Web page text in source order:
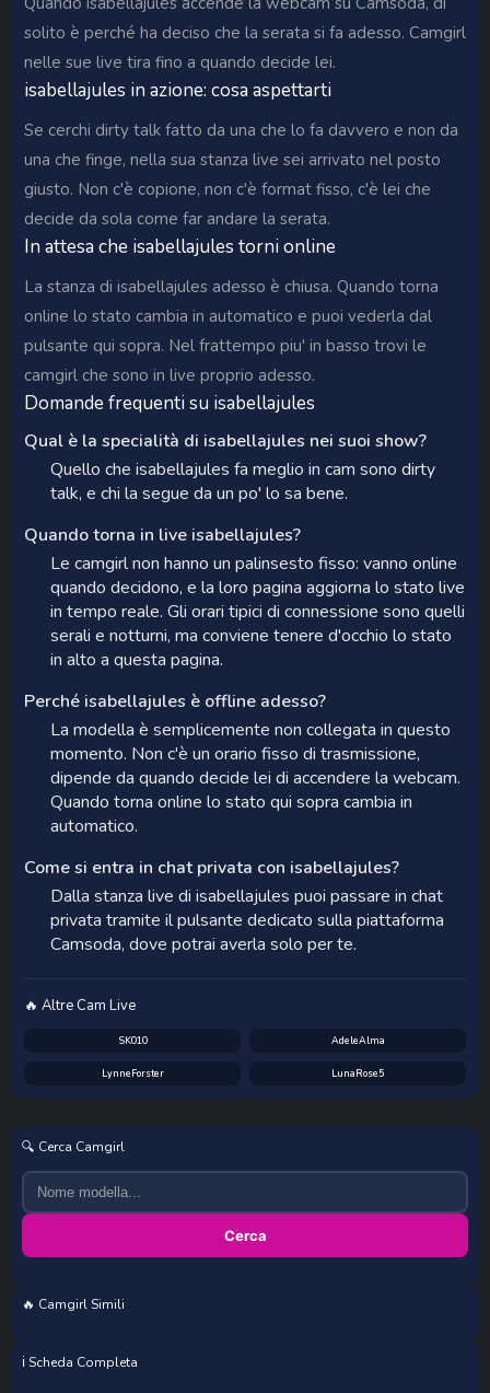
solito è perché ha deciso che la serata si fa adesso. Camgirl
nelle sue live tira fino a quando decide lei.
isabellajules in azione: cosa aspettarti
Se cerchi dirty talk fatto da una che lo fa davvero e non da
una che finge, nella sua stanza live sei arrivato nel posto
giusto. Non c'è copione, non c'è format fisso, c'è lei che
decide da sola come far andare la serata.
In attesa che isabellajules torni online
La stanza di isabellajules adesso è chiusa. Quando torna
online lo stato cambia in automatico e puoi vederla dal
pulsante qui sopra. Nel frattempo piu' in basso trovi le
camgirl che sono in live proprio adesso.
Domande frequenti su isabellajules
Qual è la specialità di isabellajules nei suoi show?
Quello che isabellajules fa meglio in cam sono dirty
talk, e chi la segue da un po' lo sa bene.
Quando torna in live isabellajules?
Le camgirl non hanno un palinsesto fisso: vanno online
quando decidono, e la loro pagina aggiorna lo stato live
in tempo reale. Gli orari tipici di connessione sono quelli
serali e notturni, ma conviene tenere d'occhio lo stato
in alto a questa pagina.
Perché isabellajules è offline adesso?
La modella è semplicemente non collegata in questo
momento. Non c'è un orario fisso di trasmissione,
dipende da quando decide lei di accendere la webcam.
Quando torna online lo stato qui sopra cambia in
automatico.
Come si entra in chat privata con isabellajules?
Dalla stanza live di isabellajules puoi passare in chat
privata tramite il pulsante dedicato sulla piattaforma
Camsoda, dove potrai averla solo per te.
🔥 Altre Cam Live
SK010 AdeleAlma
LynneForster LunaRose5
🔍 Cerca Camgirl
Cerca
🔥 Camgirl Simili
ℹ️ Scheda Completa